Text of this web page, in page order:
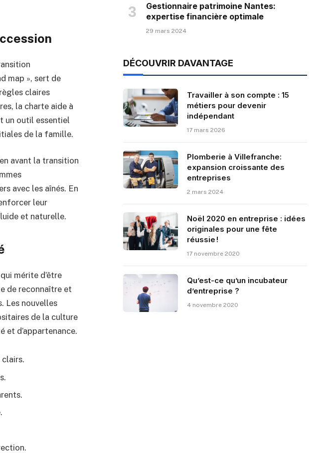
map », sert de
claires
la charte aide à
un outil essentiel
de la famille.
avant la transition
avec les aînés. En
leur
et naturelle.
mérite d’être
de reconnaître et
Les nouvelles
de la culture
et d’appartenance.
Gestionnaire patrimoine Nantes:
expertise financière optimale
29 mars 2024
DÉCOUVRIR DAVANTAGE
Travailler à son compte : 15
métiers pour devenir
indépendant
17 mars 2026
Plomberie à Villefranche:
expansion croissante des
entreprises
2 mars 2024
Noël 2020 en entreprise : idées
originales pour une fête
réussie !
17 novembre 2020
Qu’est-ce qu’un incubateur
d’entreprise ?
4 novembre 2020